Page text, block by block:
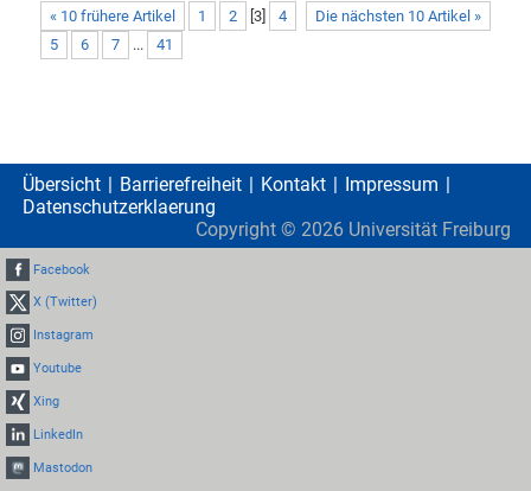
« 10 frühere Artikel Die nächsten 10 Artikel »
1 2 3]
4
5
6 7 ... 41
Übersicht Barrierefreiheit Kontakt
Impressum
Datenschutzerklaerung
Copyright © 2026 Universität Freiburg
Facebook
X (Twitter)
Instagram
Youtube
Xing
LinkedIn
Mastodon